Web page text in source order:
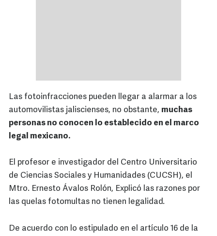
Las fotoinfracciones pueden llegar a alarmar a los
automovilistas jaliscienses, no obstante, muchas
personas no conocen lo establecido en el marco
legal mexicano.
El profesor e investigador del Centro Universitario
de Ciencias Sociales y Humanidades (CUCSH), el
Mtro. Ernesto Ávalos Rolón, Explicó las razones por
las quelas fotomultas no tienen legalidad.
De acuerdo con lo estipulado en el artículo 16 de la